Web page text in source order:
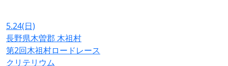
5.24(日)
長野県木曽郡 木祖村
第2回木祖村ロードレース
クリテリウム